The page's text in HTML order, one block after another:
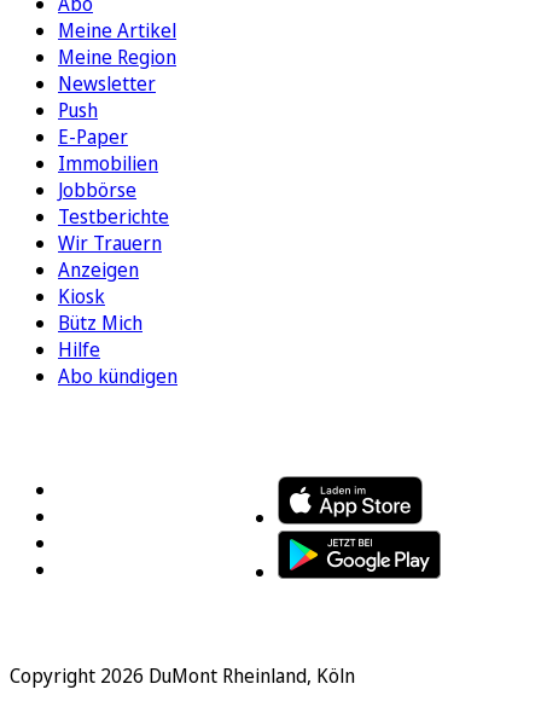
Meine Artikel
Meine Region
Newsletter
Push
E-Paper
Immobilien
Jobbörse
Testberichte
Wir Trauern
Anzeigen
Kiosk
Bütz Mich
Hilfe
Abo kündigen
Copyright 2026 DuMont Rheinland, Köln